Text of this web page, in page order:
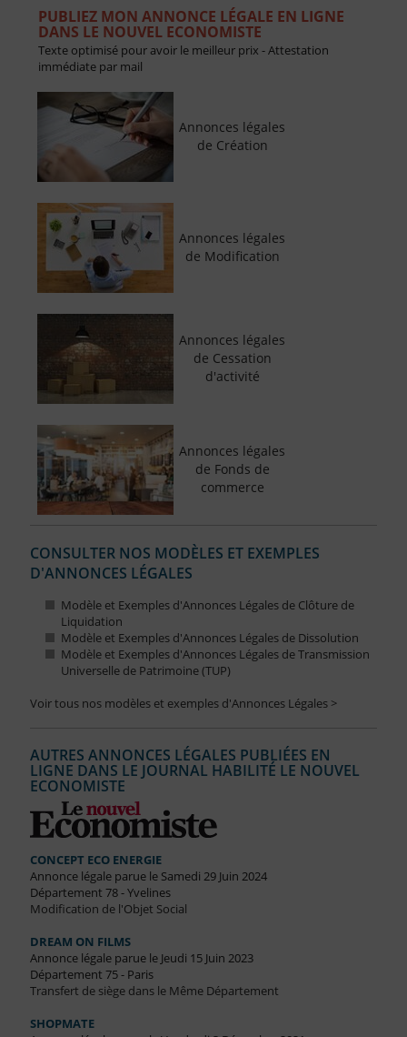
PUBLIEZ MON ANNONCE LÉGALE EN LIGNE
DANS LE NOUVEL ECONOMISTE
Texte optimisé pour avoir le meilleur prix - Attestation
immédiate par mail
Annonces légales
de Création
Annonces légales
de Modification
Annonces légales
de Cessation
d'activité
Annonces légales
de Fonds de
commerce
CONSULTER NOS MODÈLES ET EXEMPLES
D'ANNONCES LÉGALES
Modèle et Exemples d'Annonces Légales de Clôture de
Liquidation
Modèle et Exemples d'Annonces Légales de Dissolution
Modèle et Exemples d'Annonces Légales de Transmission
Universelle de Patrimoine (TUP)
Voir tous nos modèles et exemples d'Annonces Légales >
AUTRES ANNONCES LÉGALES PUBLIÉES EN
LIGNE DANS LE JOURNAL HABILITÉ LE NOUVEL
ECONOMISTE
CONCEPT ECO ENERGIE
Annonce légale parue le Samedi 29 Juin 2024
Département 78 - Yvelines
Modification de l'Objet Social
DREAM ON FILMS
Annonce légale parue le Jeudi 15 Juin 2023
Département 75 - Paris
Transfert de siège dans le Même Département
SHOPMATE